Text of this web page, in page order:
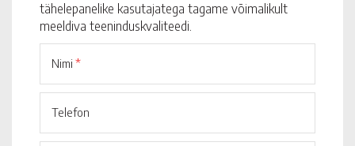
tähelepanelike kasutajatega tagame võimalikult
meeldiva teeninduskvaliteedi.
Nimi *
Telefon